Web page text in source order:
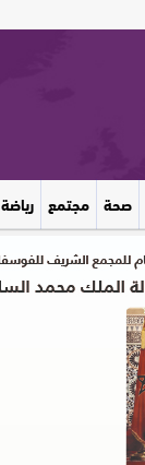
صحة مجتمع رياضة